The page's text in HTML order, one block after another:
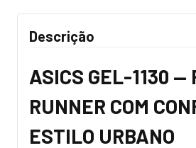
Descrição
ASICS GEL-1130 —
RUNNER COM
ESTILO URBANO